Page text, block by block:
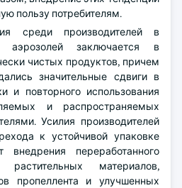
пользу потребителям.
среди производителей в
аэрозолей заключается в
чистых продуктов, причем
значительные сдвиги в
и повторного использования
и распространяемых
Усилия производителей
к устойчивой упаковке
переработанного
материалов,
пропеллента и улучшенных